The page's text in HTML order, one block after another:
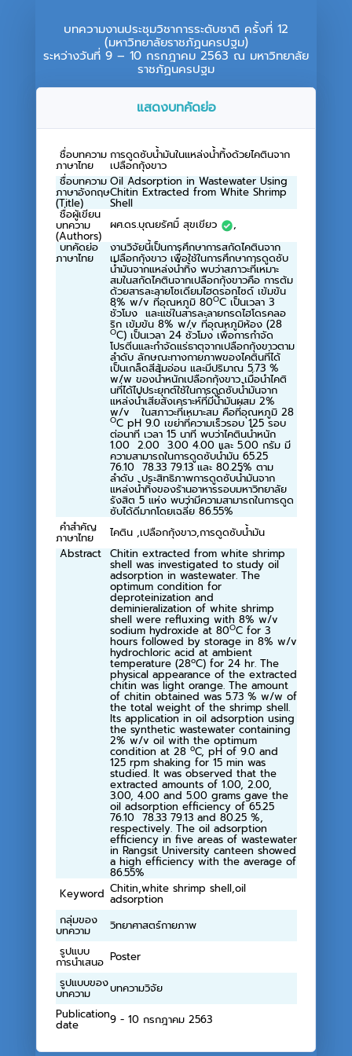
บทความงานประชุมวิชาการระดับชาติ ครั้งที่ 12
(มหาวิทยาลัยราชภัฏนครปฐม)
ระหว่างวันที่ 9 – 10 กรกฎาคม 2563 ณ มหาวิทยาลัย
ราชภัฏนครปฐม
แสดงบทคัดย่อ
ชื่อบทความ
ภาษาไทย
การดูดซับน้ำมันในแหล่งน้ำทิ้งด้วยไคตินจาก
เปลือกกุ้งขาว
ชื่อบทความ
ภาษาอังกฤษ
(Title)
Oil Adsorption in Wastewater Using
Chitin Extracted from White Shrimp
Shell
ชื่อผู้เขียน
บทความ
(Authors)
ผศ.ดร.บุณยรัศมิ์ สุขเขียว
,
บทคัดย่อ
ภาษาไทย
งานวิจัยนี้เป็นการศึกษาการสกัดไคตินจาก
เปลือกกุ้งขาว เพื่อใช้ในการศึกษาการดูดซับ
น้ำมันจากแหล่งน้ำทิ้ง พบว่าสภาวะที่เหมาะ
สมในสกัดไคตินจากเปลือกกุ้งขาวคือ การต้ม
ด้วยสารละลายโซเดียมไฮดรอกไซด์ เข้มข้น
8% w/v ที่อุณหภูมิ 80OC เป็นเวลา 3
ชั่วโมง และแช่ในสารละลายกรดไฮโดรคลอ
ริก เข้มข้น 8% w/v ที่อุณหภูมิห้อง (28
OC) เป็นเวลา 24 ชั่วโมง เพื่อการกำจัด
โปรตีนและกำจัดแร่ธาตุจากเปลือกกุ้งขาวตาม
ลำดับ ลักษณะทางกายภาพของไคตินที่ได้
เป็นเกล็ดสีส้มอ่อน และมีปริมาณ 5.73 %
w/w ของน้ำหนักเปลือกกุ้งขาว เมื่อนำไคติ
นที่ได้ไปประยุกต์ใช้ในการดูดซับน้ำมันจาก
แหล่งน้ำเสียสังเคราะห์ที่มีน้ำมันผสม 2%
w/v ในสภาวะที่เหมาะสม คือที่อุณหภูมิ 28
OC pH 9.0 เขย่าที่ความเร็วรอบ 125 รอบ
ต่อนาที เวลา 15 นาที พบว่าไคตินน้ำหนัก
1.00 2.00 3.00 4.00 และ 5.00 กรัม มี
ความสามารถในการดูดซับน้ำมัน 65.25
76.10 78.33 79.13 และ 80.25% ตาม
ลำดับ ประสิทธิภาพการดูดซับน้ำมันจาก
แหล่งน้ำทิ้งของร้านอาหารรอบมหาวิทยาลัย
รังสิต 5 แห่ง พบว่ามีความสามารถในการดูด
ซับได้ดีมากโดยเฉลี่ย 86.55%
คำสำคัญ
ภาษาไทย
ไคติน ,เปลือกกุ้งขาว,การดูดซับน้ำมัน
Abstract
Chitin extracted from white shrimp
shell was investigated to study oil
adsorption in wastewater. The
optimum condition for
deproteinization and
deminieralization of white shrimp
shell were refluxing with 8% w/v
sodium hydroxide at 80OC for 3
hours followed by storage in 8% w/v
hydrochloric acid at ambient
temperature (28oC) for 24 hr. The
physical appearance of the extracted
chitin was light orange. The amount
of chitin obtained was 5.73 % w/w of
the total weight of the shrimp shell.
Its application in oil adsorption using
the synthetic wastewater containing
2% w/v oil with the optimum
condition at 28 ๐C, pH of 9.0 and
125 rpm shaking for 15 min was
studied. It was observed that the
extracted amounts of 1.00, 2.00,
3.00, 4.00 and 5.00 grams gave the
oil adsorption efficiency of 65.25
76.10 78.33 79.13 and 80.25 %,
respectively. The oil adsorption
efficiency in five areas of wastewater
in Rangsit University canteen showed
a high efficiency with the average of
86.55%
Keyword Chitin,white shrimp shell,oil
adsorption
กลุ่มของ
บทความ
วิทยาศาสตร์กายภาพ
รูปแบบ
การนำเสนอ Poster
รูปแบบของ
บทความ
บทความวิจัย
Publication
date 9 - 10 กรกฎาคม 2563